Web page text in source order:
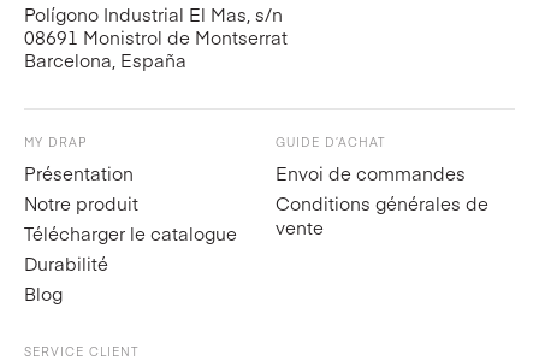
Polígono Industrial El Mas, s/n
08691 Monistrol de Montserrat
Barcelona, España
MY DRAP
Présentation
Notre produit
Télécharger le catalogue
Durabilité
Blog
GUIDE D’ACHAT
Envoi de commandes
Conditions générales de
vente
SERVICE CLIENT